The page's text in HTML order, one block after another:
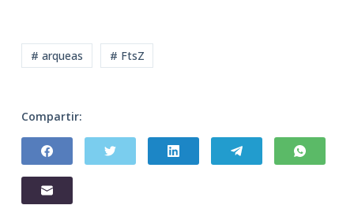
# arqueas # FtsZ
Compartir: